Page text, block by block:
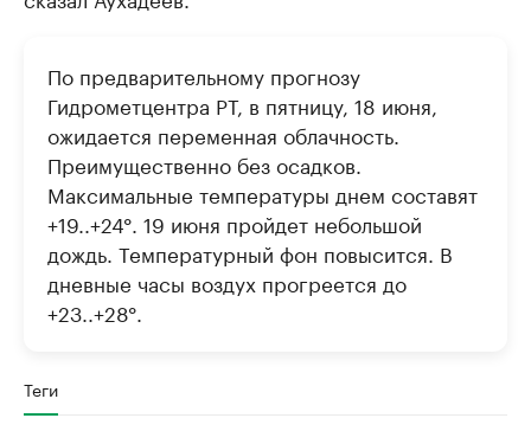
По предварительному прогнозу
Гидрометцентра РТ, в пятницу, 18 июня,
ожидается переменная облачность.
Преимущественно без осадков.
Максимальные температуры днем составят
+19..+24°. 19 июня пройдет небольшой
дождь. Температурный фон повысится. В
дневные часы воздух прогреется до
+23..+28°.
Теги